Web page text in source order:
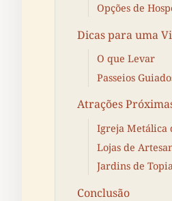
Opções de
Dicas para uma
O que Levar
Passeios
Atrações
Igreja Metálica
Lojas de
Jardins de
Conclusão